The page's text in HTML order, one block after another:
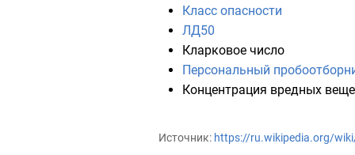
Класс опасности
ЛД50
Кларковое число
Персональный
Концентрация вредных
Источник: https://ru.wikipedia.org/